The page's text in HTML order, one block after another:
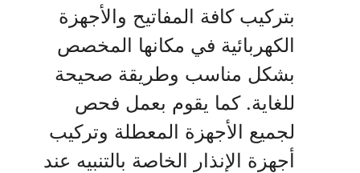
بتركيب كافة المفاتيح والأجهزة
الكهربائية في مكانها المخصص
بشكل مناسب وطريقة صحيحة
للغاية. كما يقوم بعمل فحص
لجميع الأجهزة المعطلة وتركيب
أجهزة الإنذار الخاصة بالتنبيه عند